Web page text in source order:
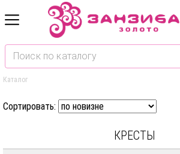
Каталог
Сортировать:
КРЕСТЫ